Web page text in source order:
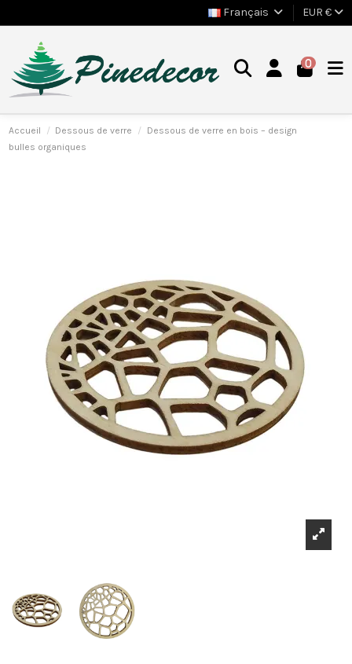
Français EUR €
0
Accueil Dessous de verre
Dessous de verre en bois – design
bulles organiques